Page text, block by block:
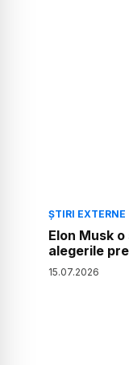
ȘTIRI EXTERNE
Elon Musk
alegerile
15.07.2026